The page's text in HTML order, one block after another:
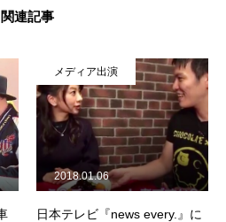
関連記事
メディア出演
日本テレビ『news every.』に
2018.01.06